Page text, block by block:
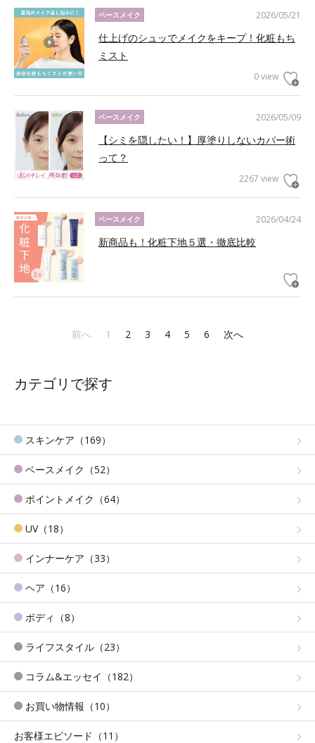
2026/05/21
ベースメイク
仕上げのシュッでメイクをキープ！化粧もち
ミスト
0 view
2026/05/09
ベースメイク
【シミを隠したい！】厚塗りしないカバー術
って？
2267 view
2026/04/24
ベースメイク
新商品も！化粧下地５選・徹底比較
前へ 1 2 3 4 5 6 次へ
カテゴリで探す
スキンケア（169）
ベースメイク（52）
ポイントメイク（64）
UV（18）
インナーケア（33）
ヘア（16）
ボディ（8）
ライフスタイル（23）
コラム&エッセイ（182）
お買い物情報（10）
お客様エピソード（11）